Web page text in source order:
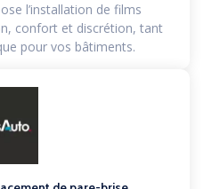
l’installation de films
confort et discrétion, tant
pour vos bâtiments.